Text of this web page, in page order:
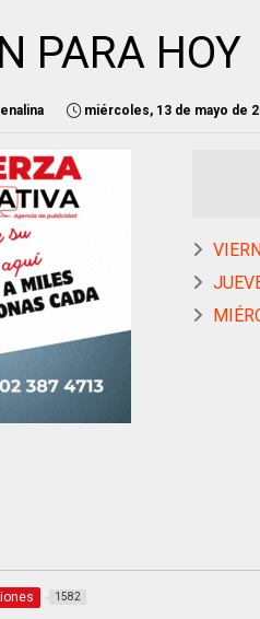
PARA HOY
miércoles, 13 de mayo de
1582